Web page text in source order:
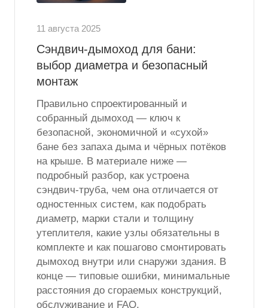
11 августа 2025
Сэндвич-дымоход для бани:
выбор диаметра и безопасный
монтаж
Правильно спроектированный и
собранный дымоход — ключ к
безопасной, экономичной и «сухой»
бане без запаха дыма и чёрных потёков
на крыше. В материале ниже —
подробный разбор, как устроена
сэндвич-труба, чем она отличается от
одностенных систем, как подобрать
диаметр, марки стали и толщину
утеплителя, какие узлы обязательны в
комплекте и как пошагово смонтировать
дымоход внутри или снаружи здания. В
конце — типовые ошибки, минимальные
расстояния до сгораемых конструкций,
обслуживание и FAQ.